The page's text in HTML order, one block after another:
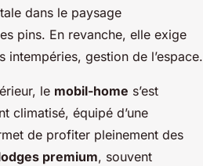
dans le paysage
pins. En revanche, elle exige
gestion de l’espace.
le mobil-home s’est
climatisé, équipé d’une
de profiter pleinement des
premium, souvent